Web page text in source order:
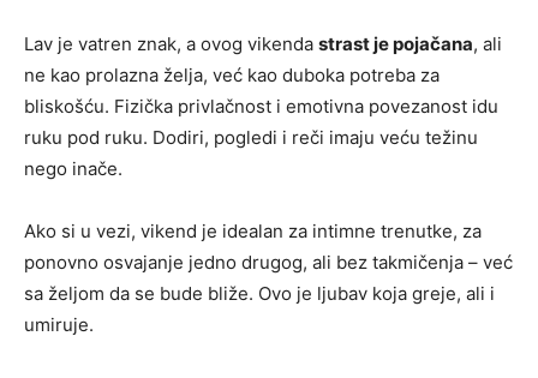
Lav je vatren znak, a ovog vikenda strast je pojačana, ali
ne kao prolazna želja, već kao duboka potreba za
bliskošću. Fizička privlačnost i emotivna povezanost idu
ruku pod ruku. Dodiri, pogledi i reči imaju veću težinu
nego inače.
Ako si u vezi, vikend je idealan za intimne trenutke, za
ponovno osvajanje jedno drugog, ali bez takmičenja – već
sa željom da se bude bliže. Ovo je ljubav koja greje, ali i
umiruje.